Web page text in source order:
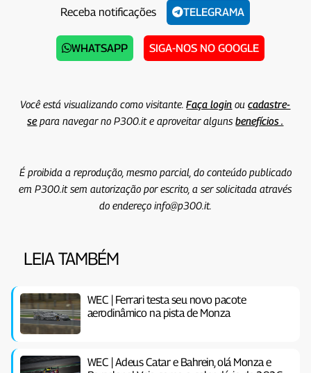
Receba notificações TELEGRAMA
WHATSAPP SIGA-NOS NO GOOGLE
Você está visualizando como visitante.Faça login oucadastre-
separa navegar no P300.it e aproveitar algunsbenefícios .
É proibida a reprodução, mesmo parcial, do conteúdo publicado
em P300.it sem autorização por escrito, a ser solicitada através
do endereço info@p300.it.
LEIA TAMBÉM
WEC | Ferrari testa seu novo pacote
aerodinâmico na pista de Monza
WEC | Adeus Catar e Bahrein, olá Monza e